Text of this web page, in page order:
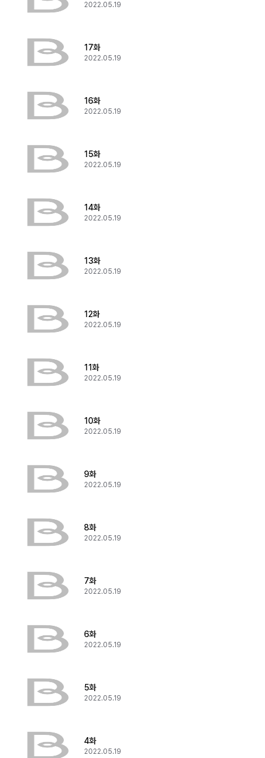
2022.05.19
17화
2022.05.19
16화
2022.05.19
15화
2022.05.19
14화
2022.05.19
13화
2022.05.19
12화
2022.05.19
11화
2022.05.19
10화
2022.05.19
9화
2022.05.19
8화
2022.05.19
7화
2022.05.19
6화
2022.05.19
5화
2022.05.19
4화
2022.05.19